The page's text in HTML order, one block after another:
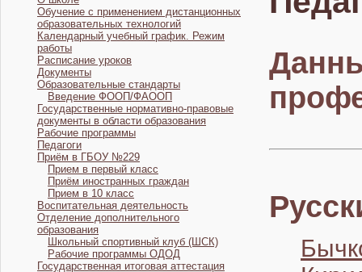
Обучение с применением дистанционных
образовательных технологий
Календарный учебный график. Режим
работы
Расписание уроков
Документы
Образовательные стандарты
Введение ФООП/ФАООП
Государственные нормативно-правовые
документы в области образования
Рабочие программы
Педагоги
Приём в ГБОУ №229
Прием в первый класс
Приём иностранных граждан
Прием в 10 класс
Воспитательная деятельность
Отделение дополнительного
образования
Школьный спортивный клуб (ШСК)
Рабочие программы ОДОД
Государственная итоговая аттестация